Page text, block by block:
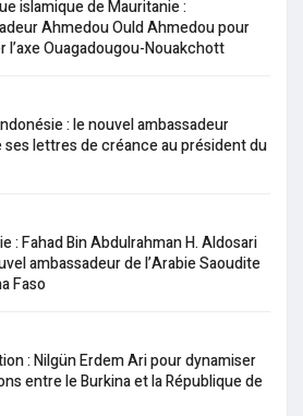
islamique de Mauritanie :
Ahmedou Ould Ahmedou pour
l’axe Ouagadougou-Nouakchott
: le nouvel ambassadeur
lettres de créance au président du
: Fahad Bin Abdulrahman H. Aldosari
ambassadeur de l’Arabie Saoudite
Faso
: Nilgün Erdem Ari pour dynamiser
entre le Burkina et la République de